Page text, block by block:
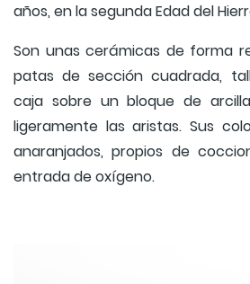
años, en la segunda Edad del
Son unas cerámicas de forma
patas de sección cuadrada,
caja sobre un bloque de
ligeramente las aristas. Sus
anaranjados, propios de
entrada de oxígeno.